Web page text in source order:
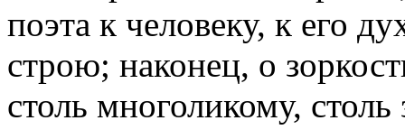
поэта к человеку, к его
строю; наконец, о
столь многоликому,